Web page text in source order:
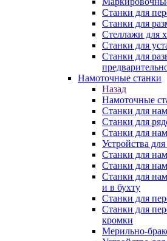
Станки для
Станки для
Стеллажи для
Станки для
Станки для
Намоточные станки
Назад
Намоточные
Станки для
Станки для
Станки для
Устройства
Станки для
Станки для
Станки для
и в бухту
Станки для
Станки для
кромки
Мерильно-